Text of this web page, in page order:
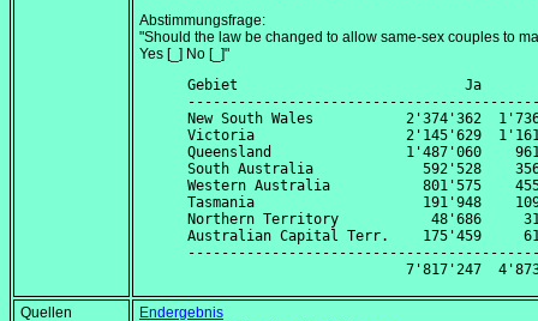
Abstimmungsfrage:
"Should the law be changed to allow same-sex couples to
Yes [_] No [_]"
Gebiet                           Ja
New South Wales           2'374'362
Victoria                  2'145'629
Queensland                1'487'060
South Australia             592'528
Western Australia           801'575
Tasmania                    191'948
Northern Territory           48'686
Australian Capital Terr.    175'459
Quellen
Endergebnis